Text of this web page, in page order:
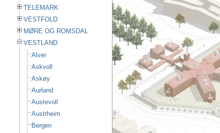
TELEMARK
VESTFOLD
MØRE OG ROMSDAL
VESTLAND
Alver
Askvoll
Askøy
Aurland
Austevoll
Austrheim
Bergen